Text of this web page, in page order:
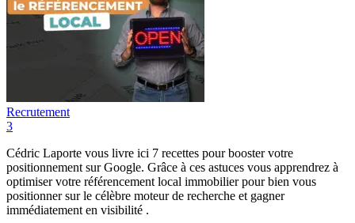
Recrutement
3
Cédric Laporte vous livre ici 7 recettes pour booster votre
positionnement sur Google. Grâce à ces astuces vous apprendrez à
optimiser votre référencement local immobilier pour bien vous
positionner sur le célèbre moteur de recherche et gagner
immédiatement en visibilité .